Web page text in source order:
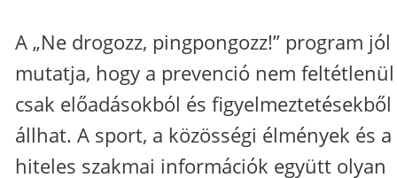
A „Ne drogozz, pingpongozz!” program jól
mutatja, hogy a prevenció nem feltétlenül
csak előadásokból és figyelmeztetésekből
állhat. A sport, a közösségi élmények és a
hiteles szakmai információk együtt olyan